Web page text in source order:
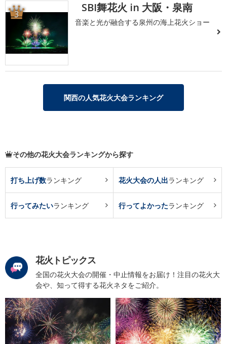
3 SBI舞花火 in 大阪・泉南
音楽と光が融合する泉州の海上花火ショー
関西の人気花火大会ランキング
その他の花火大会ランキングから探す
打ち上げ数ランキング 花火大会の人出ランキング
行ってみたいランキング 行ってよかったランキング
花火トピックス
全国の花火大会の開催・中止情報をお届け！注目の花火大
会や、知って得する花火ネタをご紹介。